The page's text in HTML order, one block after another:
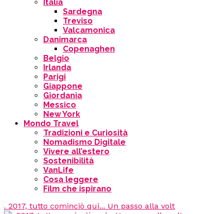
Italia
Sardegna
Treviso
Valcamonica
Danimarca
Copenaghen
Belgio
Irlanda
Parigi
Giappone
Giordania
Messico
New York
Mondo Travel
Tradizioni e Curiosità
Nomadismo Digitale
Vivere all’estero
Sostenibilità
VanLife
Cosa leggere
Film che ispirano
. 2017, tutto cominciò qui... Un passo alla volt